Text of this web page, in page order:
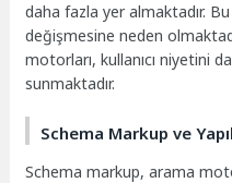
daha fazla yer almaktadır.
değişmesine neden
motorları, kullanıcı niyetini
sunmaktadır.
Schema Markup ve
Schema markup, arama